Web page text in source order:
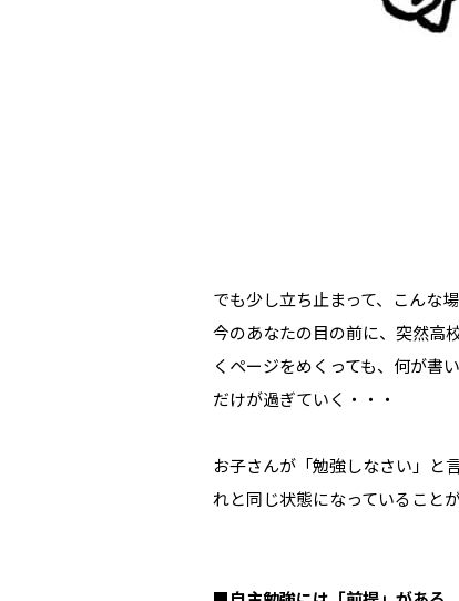
でも少し立ち止まって、こんな
今のあなたの目の前に、突然高
くページをめくっても、何が書
だけが過ぎていく・・・
お子さんが「勉強しなさい」と
れと同じ状態になっていること